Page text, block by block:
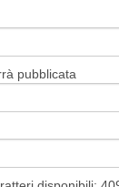
pubblicata